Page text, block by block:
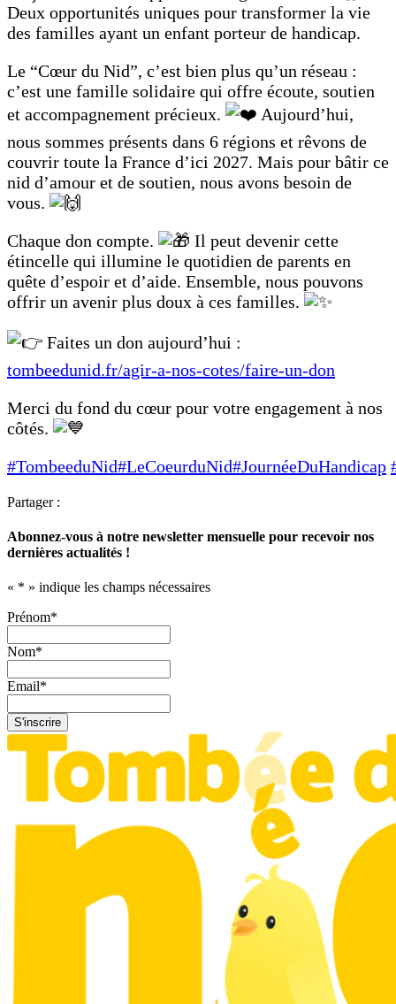
Deux opportunités uniques pour transformer la vie
des familles ayant un enfant porteur de handicap.
Le “Cœur du Nid”, c’est bien plus qu’un réseau :
c’est une famille solidaire qui offre écoute, soutien
et accompagnement précieux.
Aujourd’hui,
nous sommes présents dans 6 régions et rêvons de
couvrir toute la France d’ici 2027. Mais pour bâtir ce
nid d’amour et de soutien, nous avons besoin de
vous.
Chaque don compte.
Il peut devenir cette
étincelle qui illumine le quotidien de parents en
quête d’espoir et d’aide. Ensemble, nous pouvons
offrir un avenir plus doux à ces familles.
Faites un don aujourd’hui :
tombeedunid.fr/agir-a-nos-cotes/faire-un-don
Merci du fond du cœur pour votre engagement à nos
côtés.
#TombeeduNid#LeCoeurduNid#JournéeDuHandicap
Partager :
Abonnez-vous à notre newsletter mensuelle pour recevoir nos
dernières actualités !
« * » indique les champs nécessaires
Prénom*
Nom*
Email*
S'inscrire